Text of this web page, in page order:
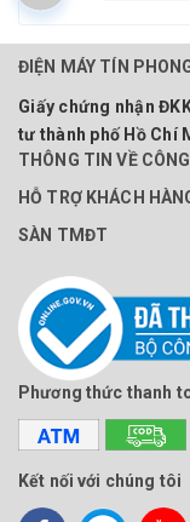
ĐIỆN MÁY TÍN
Giấy chứng nhận
tư thành phố Hồ Chí
THÔNG TIN VỀ
HỖ TRỢ KHÁCH
SÀN TMĐT
Phương thức thanh
Kết nối với chúng tôi